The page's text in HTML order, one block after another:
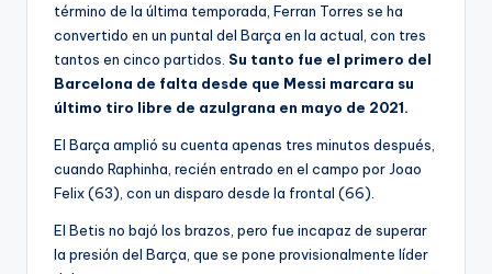
término de la última temporada, Ferran Torres se ha
convertido en un puntal del Barça en la actual, con tres
tantos en cinco partidos. Su tanto fue el primero del
Barcelona de falta desde que Messi marcara su
último tiro libre de azulgrana en mayo de 2021.
El Barça amplió su cuenta apenas tres minutos después,
cuando Raphinha, recién entrado en el campo por Joao
Felix (63), con un disparo desde la frontal (66).
El Betis no bajó los brazos, pero fue incapaz de superar
la presión del Barça, que se pone provisionalmente líder